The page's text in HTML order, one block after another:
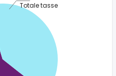
Totale tasse